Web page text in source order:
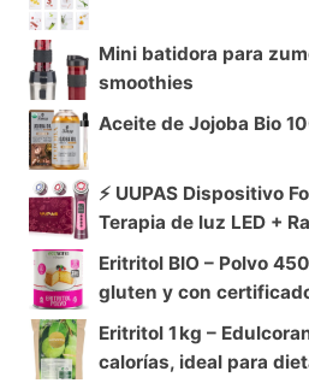
Mini batidora para
smoothies
Aceite de Jojoba Bio
⚡ UUPAS Dispositivo
Terapia de luz LED +
Eritritol BIO – Polvo
gluten y con
Eritritol 1 kg –
calorías, ideal para